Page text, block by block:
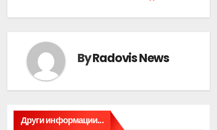
ByRadovis News
Други информации...